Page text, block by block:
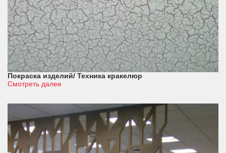
Покраска изделий/ Техника кракелюр
Смотреть далее